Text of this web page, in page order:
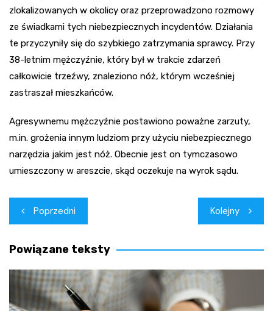
zlokalizowanych w okolicy oraz przeprowadzono rozmowy
ze świadkami tych niebezpiecznych incydentów. Działania
te przyczyniły się do szybkiego zatrzymania sprawcy. Przy
38-letnim mężczyźnie, który był w trakcie zdarzeń
całkowicie trzeźwy, znaleziono nóż, którym wcześniej
zastraszał mieszkańców.
Agresywnemu mężczyźnie postawiono poważne zarzuty,
m.in. grożenia innym ludziom przy użyciu niebezpiecznego
narzędzia jakim jest nóż. Obecnie jest on tymczasowo
umieszczony w areszcie, skąd oczekuje na wyrok sądu.
Nawigacja
wpisu
Poprzedni Kolejny
Powiązane teksty